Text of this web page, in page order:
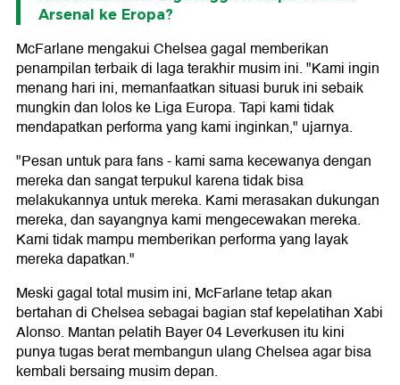
Arsenal ke Eropa?
McFarlane mengakui Chelsea gagal memberikan
penampilan terbaik di laga terakhir musim ini. "Kami ingin
menang hari ini, memanfaatkan situasi buruk ini sebaik
mungkin dan lolos ke Liga Europa. Tapi kami tidak
mendapatkan performa yang kami inginkan," ujarnya.
"Pesan untuk para fans - kami sama kecewanya dengan
mereka dan sangat terpukul karena tidak bisa
melakukannya untuk mereka. Kami merasakan dukungan
mereka, dan sayangnya kami mengecewakan mereka.
Kami tidak mampu memberikan performa yang layak
mereka dapatkan."
Meski gagal total musim ini, McFarlane tetap akan
bertahan di Chelsea sebagai bagian staf kepelatihan Xabi
Alonso. Mantan pelatih Bayer 04 Leverkusen itu kini
punya tugas berat membangun ulang Chelsea agar bisa
kembali bersaing musim depan.